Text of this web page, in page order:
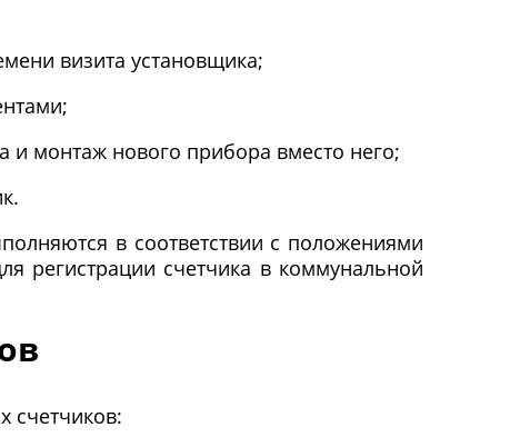
визита установщика;
и монтаж нового прибора вместо него;
в соответствии с положениями
регистрации счетчика в коммунальной
счетчиков: